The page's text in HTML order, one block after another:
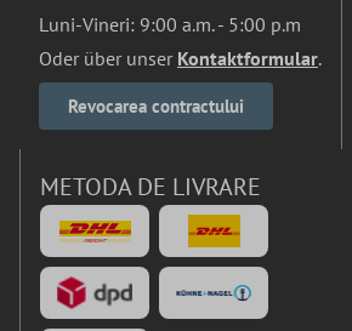
Luni-Vineri: 9:00 a.m. - 5:00 p.m
Oder über unser Kontaktformular.
Revocarea contractului
METODA DE LIVRARE